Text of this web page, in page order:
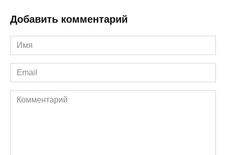
Добавить комментарий
Имя
*
Email
*
Комментарий